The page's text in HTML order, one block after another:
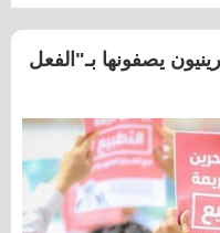
يصفونها بـ"الفعل